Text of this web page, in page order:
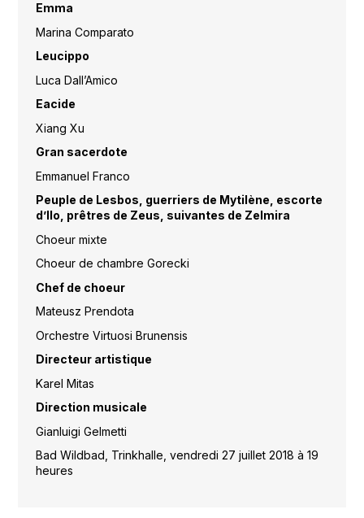
Emma
Marina Comparato
Leucippo
Luca Dall’Amico
Eacide
Xiang Xu
Gran sacerdote
Emmanuel Franco
Peuple de Lesbos, guerriers de Mytilène, escorte
d’Ilo, prêtres de Zeus, suivantes de Zelmira
Choeur mixte
Choeur de chambre Gorecki
Chef de choeur
Mateusz Prendota
Orchestre Virtuosi Brunensis
Directeur artistique
Karel Mitas
Direction musicale
Gianluigi Gelmetti
Bad Wildbad, Trinkhalle, vendredi 27 juillet 2018 à 19
heures